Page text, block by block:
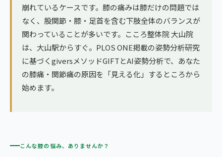
→ エリア一覧（全11エリア）
崩れているケースです。膝の痛みは膝だけの問題では
なく、股関節・膝・足首を含む下肢全体のバランスが
関わっていることが多いです。こころ整体院 大山院
は、大山駅からすぐ。PLOS ONE掲載の姿勢分析研究
に基づくgiversメソッドGIFTとAI姿勢分析で、あなた
の膝痛・関節痛の原因を「見える化」するところから
始めます。
こんな膝の悩み、ありませんか？